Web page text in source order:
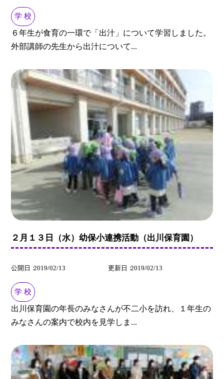
学 校
６年生が食育の一環で「出汁」について学習しました。
外部講師の先生から出汁について...
２月１３日（水）幼保小連携活動（出川保育園）
公開日 2019/02/13 更新日 2019/02/13
学 校
出川保育園の年長のみなさんが不二小を訪れ、１年生の
みなさんの案内で校内を見学しま...